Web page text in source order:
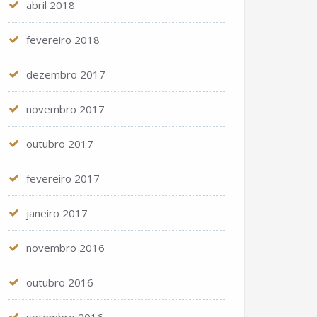
abril 2018
fevereiro 2018
dezembro 2017
novembro 2017
outubro 2017
fevereiro 2017
janeiro 2017
novembro 2016
outubro 2016